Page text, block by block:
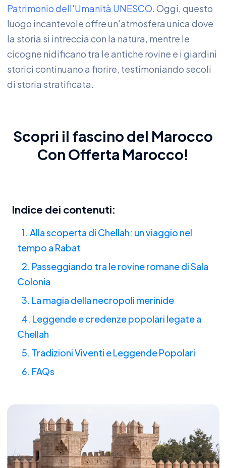
Patrimonio dell'Umanità UNESCO. Oggi, questo
luogo incantevole offre un'atmosfera unica dove
la storia si intreccia con la natura, mentre le
cicogne nidificano tra le antiche rovine e i giardini
storici continuano a fiorire, testimoniando secoli
di storia stratificata.
Scopri il fascino del Marocco
Con Offerta Marocco!
Indice dei contenuti:
1. Alla scoperta di Chellah: un viaggio nel
tempo a Rabat
2. Passeggiando tra le rovine romane di Sala
Colonia
3. La magia della necropoli merinide
4. Leggende e credenze popolari legate a
Chellah
5. Tradizioni Viventi e Leggende Popolari
6. FAQs